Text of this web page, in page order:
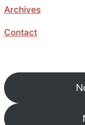
Archives
Contact